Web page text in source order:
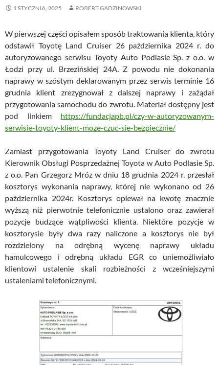
1 STYCZNIA, 2025 ROBERT GADZINOWSKI
W pierwszej części opisałem sposób traktowania klienta, który
odstawił Toyotę Land Cruiser 26 października 2024 r. do
autoryzowanego serwisu Toyoty Auto Podlasie Sp. z o.o. w
Łodzi przy ul. Brzezińskiej 24A. Z powodu nie dokonania
naprawy w szóstym deklarowanym przez serwis terminie 16
grudnia klient zrezygnował z dalszej naprawy i zażądał
przygotowania samochodu do zwrotu. Materiał dostępny jest
pod linkiem https://fundacjapb.pl/czy-w-autoryzowanym-
serwisie-toyoty-klient-moze-czuc-sie-bezpiecznie/
Zamiast przygotowania Toyoty Land Cruiser do zwrotu
Kierownik Obsługi Posprzedażnej Toyota w Auto Podlasie Sp.
z o.o. Pan Grzegorz Mróz w dniu 18 grudnia 2024 r. przesłał
kosztorys wykonania naprawy, której nie wykonano od 26
października 2024r. Kosztorys opiewał na kwotę znacznie
wyższą niż pierwotnie telefonicznie ustalono oraz zawierał
pozycje budzące wątpliwości klienta. Niektóre pozycje w
kosztorysie były dwa razy naliczone a kosztorys nie był
rozdzielony na odrębną wycenę naprawy układu
hamulcowego i odrębną układu EGR co uniemożliwiało
klientowi ustalenie skali rozbieżności z wcześniejszymi
ustaleniami telefonicznymi.